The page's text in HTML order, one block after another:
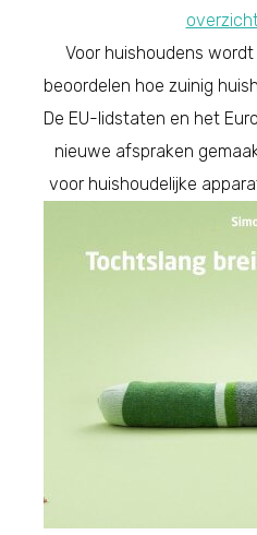
Voor huishoudens
beoordelen hoe zuinig
De EU-lidstaten en het
nieuwe afspraken
voor huishoudelijke